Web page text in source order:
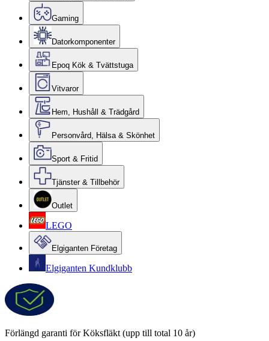
Gaming
Datorkomponenter
Epoq Kök & Tvättstuga
Vitvaror
Hem, Hushåll & Trädgård
Personvård, Hälsa & Skönhet
Sport & Fritid
Tjänster & Tillbehör
Outlet
LEGO
Elgiganten Företag
Elgiganten Kundklubb
Förlängd garanti för Köksfläkt (upp till total 10 år)